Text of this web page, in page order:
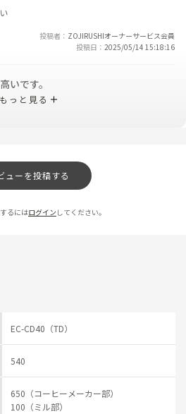
投稿者
ZOJIRUSHIオーナーサービス会員
投稿日
2025/05/14 15:18:16
いです。
製品です。
もっと見る
ビュー一覧
ューを投稿する
るにはログイン してください。
EC-CD40（TD）
540
650（コーヒーメーカー部）
100（ミル部）